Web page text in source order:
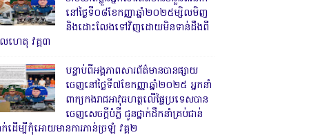
នៅថ្ងៃទី០៨ខែកញ្ញាឆ្នាំ២០២៥ម្សិលមិញ
និងដោះលែងទៅវិញដោយមិនទាន់ដឹងពី
ហេតុ វគ្គ៣
បន្ទាប់ពីអង្គភាពសារព័ត៌មានបានផ្សាយ
ចេញនៅថ្ងៃទី៧ខែកញ្ញាឆ្នាំ២០២៥ អ្នកនាំ
ពាក្យកងរាជអាវុធហត្ថលើផ្ទៃប្រទេសបាន
ចេញសេចក្តីបំភ្លឺ ជូនថ្នាក់ដឹកនាំគ្រប់ជាន់
ាក់ដើម្បីកុំអោយមានការភាន់ច្រឡំ វគ្គ២